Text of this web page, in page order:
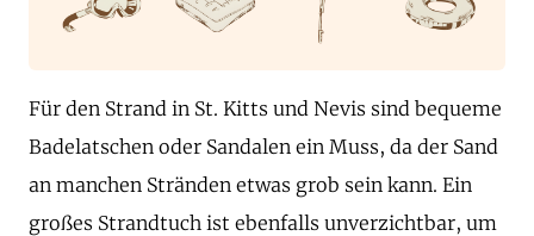
Für den Strand in St. Kitts und Nevis sind bequeme
Badelatschen oder Sandalen ein Muss, da der Sand
an manchen Stränden etwas grob sein kann. Ein
großes Strandtuch ist ebenfalls unverzichtbar, um